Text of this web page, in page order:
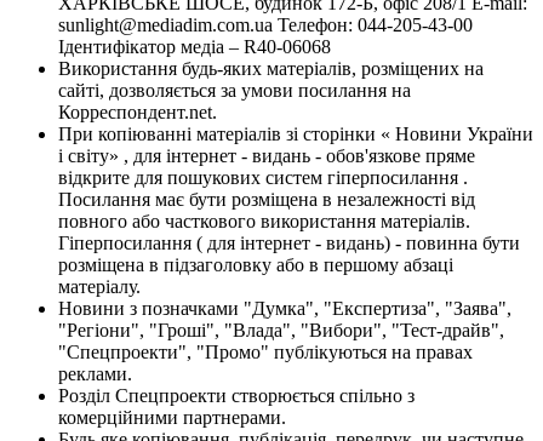
sunlight@mediadim.com.ua Телефон: 044-205-43-00
Ідентифікатор медіа – R40-06068
Використання будь-яких матеріалів, розміщених на
сайті, дозволяється за умови посилання на
Корреспондент.net.
При копіюванні матеріалів зі сторінки « Новини України
і світу» , для інтернет - видань - обов'язкове пряме
відкрите для пошукових систем гіперпосилання .
Посилання має бути розміщена в незалежності від
повного або часткового використання матеріалів.
Гіперпосилання ( для інтернет - видань) - повинна бути
розміщена в підзаголовку або в першому абзаці
матеріалу.
Новини з позначками "Думка", "Експертиза", "Заява",
"Регіони", "Гроші", "Влада", "Вибори", "Тест-драйв",
"Спецпроекти", "Промо" публікуються на правах
реклами.
Розділ Спецпроекти створюється спільно з
комерційними партнерами.